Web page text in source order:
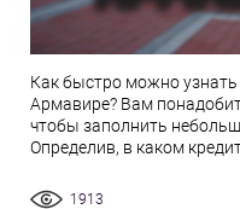
Как быстро можно
Армавире? Вам
чтобы заполнить
Определив, в каком
1913